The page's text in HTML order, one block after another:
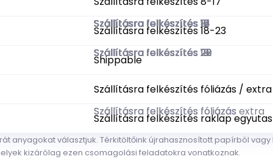
Szállításra felkészítés 8
Szállításra felkészítés 9
Szállításra felkészítés 10
Szállításra felkészítés 11
Szállításra felkészítés 12
Szállításra felkészítés 13
Szállításra felkészítés 14
Szállításra felkészítés 15
Szállításra felkészítés 16
Szállításra felkészítés 17
Szállításra felkészítés 18-23
Szállításra felkészítés 18
Szállításra felkészítés 19
Szállításra felkészítés 20
Szállításra felkészítés 21
Szállításra felkészítés 22
Szállításra felkészítés 23
Shippable
Szállításra felkészítés fóliázás / extra
Szállításra felkészítés fóliázás
Szállításra felkészítés fóliázás extra
Szállításra felkészítés raklap egyutas
Szállításra felkészítés raklap EUR
Szállításra felkészítés raklap egyutas
anyagokat választjuk. Térkitöltőink újrahasznosított papírból
kizárólag ezen csomagolási feladatokra vonatkoznak.